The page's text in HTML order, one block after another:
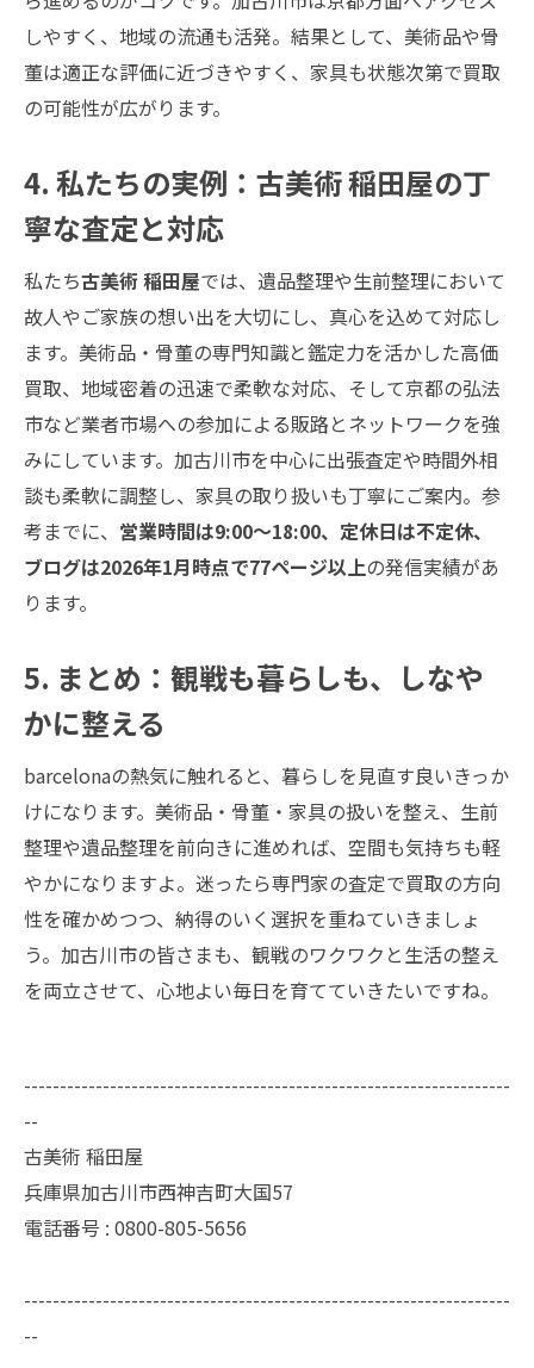
しやすく、地域の流通も活発。結果として、美術品や骨
董は適正な評価に近づきやすく、家具も状態次第で買取
の可能性が広がります。
4. 私たちの実例：古美術 稲田屋の丁
寧な査定と対応
私たち古美術 稲田屋では、遺品整理や生前整理において
故人やご家族の想い出を大切にし、真心を込めて対応し
ます。美術品・骨董の専門知識と鑑定力を活かした高価
買取、地域密着の迅速で柔軟な対応、そして京都の弘法
市など業者市場への参加による販路とネットワークを強
みにしています。加古川市を中心に出張査定や時間外相
談も柔軟に調整し、家具の取り扱いも丁寧にご案内。参
考までに、 営業時間は9:00〜18:00、定休日は不定休、
ブログは2026年1月時点で77ページ以上の発信実績があ
ります。
5. まとめ：観戦も暮らしも、しなや
かに整える
barcelonaの熱気に触れると、暮らしを見直す良いきっか
けになります。美術品・骨董・家具の扱いを整え、生前
整理や遺品整理を前向きに進めれば、空間も気持ちも軽
やかになりますよ。迷ったら専門家の査定で買取の方向
性を確かめつつ、納得のいく選択を重ねていきましょ
う。加古川市の皆さまも、観戦のワクワクと生活の整え
を両立させて、心地よい毎日を育てていきたいですね。
--------------------------------------------------------------------
--
古美術 稲田屋
兵庫県加古川市西神吉町大国57
電話番号 : 0800-805-5656
--------------------------------------------------------------------
--